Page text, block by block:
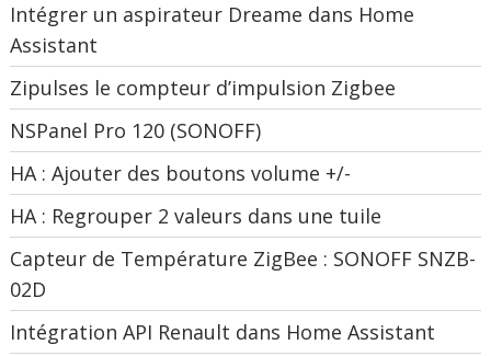
Intégrer un aspirateur Dreame dans Home
Assistant
Zipulses le compteur d’impulsion Zigbee
NSPanel Pro 120 (SONOFF)
HA : Ajouter des boutons volume +/-
HA : Regrouper 2 valeurs dans une tuile
Capteur de Température ZigBee : SONOFF SNZB-
02D
Intégration API Renault dans Home Assistant